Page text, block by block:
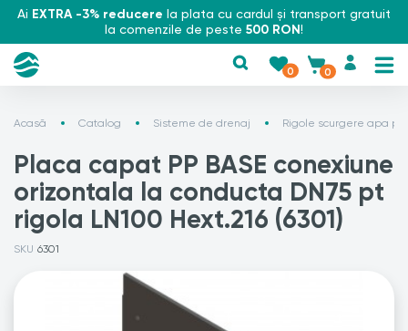
Ai EXTRA -3% reducere la plata cu cardul și transport gratuit
la comenzile de peste 500 RON!
0 0
Acasă Catalog Sisteme de drenaj Rigole scurgere apa
Placa capat PP BASE conexiune
orizontala la conducta DN75 pt
rigola LN100 Hext.216 (6301)
SKU 6301